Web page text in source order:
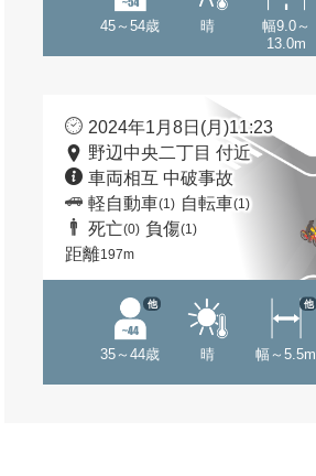
45～54歳 晴
幅9.0～
13.0m
2024年1月8日(月)11:23
野辺中央二丁目 付近
車両相互 中破事故
軽自動車(1) 自転車(1)
死亡(0) 負傷(1)
距離197m
35～44歳
他
晴 幅～5.5m
他